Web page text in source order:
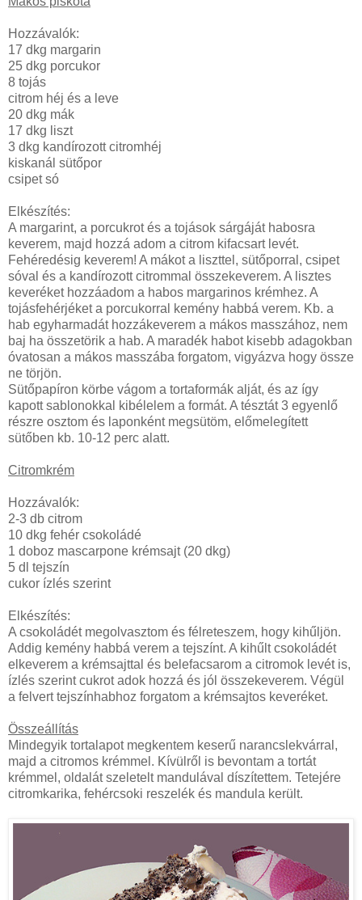
Hozzávalók:
17 dkg margarin
25 dkg porcukor
8 tojás
citrom héj és a leve
20 dkg mák
17 dkg liszt
3 dkg kandírozott citromhéj
kiskanál sütőpor
csipet só
Elkészítés:
A margarint, a porcukrot és a tojások sárgáját habosra
keverem, majd hozzá adom a citrom kifacsart levét.
Fehéredésig keverem! A mákot a liszttel, sütőporral, csipet
sóval és a kandírozott citrommal összekeverem. A lisztes
keveréket hozzáadom a habos margarinos krémhez. A
tojásfehérjéket a porcukorral kemény habbá verem. Kb. a
hab egyharmadát hozzákeverem a mákos masszához, nem
baj ha összetörik a hab. A maradék habot kisebb adagokban
óvatosan a mákos masszába forgatom, vigyázva hogy össze
ne törjön.
Sütőpapíron körbe vágom a tortaformák alját, és az így
kapott sablonokkal kibélelem a formát. A tésztát 3 egyenlő
részre osztom és laponként megsütöm, előmelegített
sütőben kb. 10-12 perc alatt.
Citromkrém
Hozzávalók:
2-3 db citrom
10 dkg fehér csokoládé
1 doboz mascarpone krémsajt (20 dkg)
5 dl tejszín
cukor ízlés szerint
Elkészítés:
A csokoládét megolvasztom és félreteszem, hogy kihűljön.
Addig kemény habbá verem a tejszínt. A kihűlt csokoládét
elkeverem a krémsajttal és belefacsarom a citromok levét is,
ízlés szerint cukrot adok hozzá és jól összekeverem. Végül
a felvert tejszínhabhoz forgatom a krémsajtos keveréket.
Összeállítás
Mindegyik tortalapot megkentem keserű narancslekvárral,
majd a citromos krémmel. Kívülről is bevontam a tortát
krémmel, oldalát szeletelt mandulával díszítettem. Tetejére
citromkarika, fehércsoki reszelék és mandula került.